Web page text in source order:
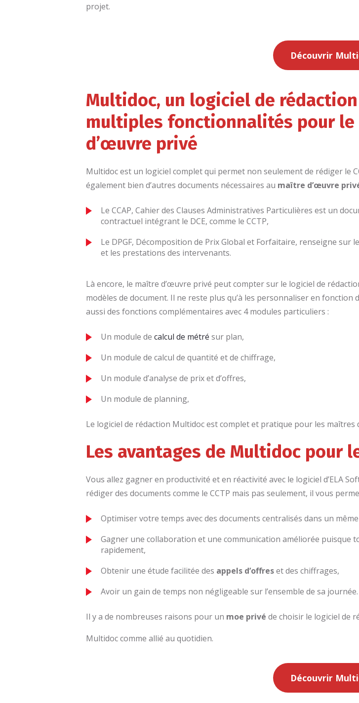
projet.
Découvrir
Multidoc, un logiciel de
multiples fonctionnalités pour le
d’œuvre privé
Multidoc est un logiciel complet qui permet non seulement de rédiger le
également bien d’autres documents nécessaires au maître d’œuvre
Le CCAP, Cahier des Clauses Administratives Particulières est un
contractuel intégrant le DCE, comme le CCTP,
Le DPGF, Décomposition de Prix Global et Forfaitaire, renseigne sur
et les prestations des intervenants.
Là encore, le maître d’œuvre privé peut compter sur le logiciel de
modèles de document. Il ne reste plus qu’à les personnaliser en fonction
aussi des fonctions complémentaires avec 4 modules particuliers :
Un module decalcul de métré sur plan,
Un module de calcul de quantité et de chiffrage,
Un module d’analyse de prix et d’offres,
Un module de planning,
Le logiciel de rédaction Multidoc est complet et pratique pour les maîtres
Les avantages de Multidoc pour
Vous allez gagner en productivité et en réactivité avec le logiciel d’ELA
rédiger des documents comme le CCTP mais pas seulement, il vous
Optimiser votre temps avec des documents centralisés dans un
Gagner une collaboration et une communication améliorée puisque
rapidement,
Obtenir une étude facilitée des appels d’offreset des chiffrages,
Avoir un gain de temps non négligeable sur l’ensemble de sa journée.
Il y a de nombreuses raisons pour un moe privé de choisir le logiciel de
Multidoc comme allié au quotidien.
Découvrir